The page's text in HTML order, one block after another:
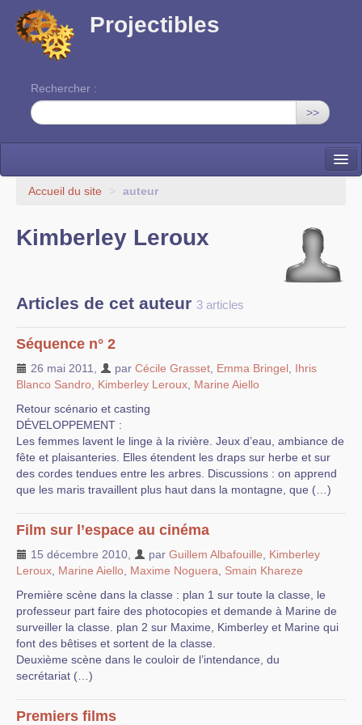
Projectibles
Rechercher :
>>
La ruche
Accueil du site > auteur
Kimberley Leroux
Articles de cet auteur 3 articles
Séquence n° 2
26 mai 2011 par Cécile Grasset Emma Bringel Ihris
Blanco Sandro Kimberley Leroux Marine Aiello
Retour scénario et casting
DÉVELOPPEMENT :
Les femmes lavent le linge à la rivière. Jeux d’eau, ambiance de
fête et plaisanteries. Elles étendent les draps sur herbe et sur
des cordes tendues entre les arbres. Discussions : on apprend
que les maris travaillent plus haut dans la montagne, que (…)
Film sur l’espace au cinéma
15 décembre 2010 par Guillem Albafouille
Kimberley
Leroux Marine Aiello Maxime Noguera
Smain Khareze
Première scène dans la classe : plan 1 sur toute la classe, le
professeur part faire des photocopies et demande à Marine de
surveiller la classe. plan 2 sur Maxime, Kimberley et Marine qui
font des bêtises et sortent de la classe.
Deuxième scène dans le couloir de l’intendance, du
secrétariat (…)
Premiers films